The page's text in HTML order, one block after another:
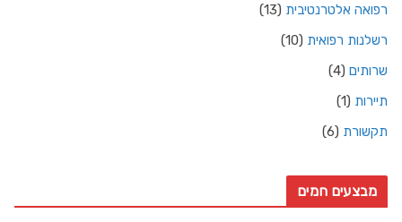
רפואה אלטרנטיבית (13)
רשלנות רפואית (10)
שרותים (4)
תיירות (1)
תקשורת (6)
מבצעים חמים